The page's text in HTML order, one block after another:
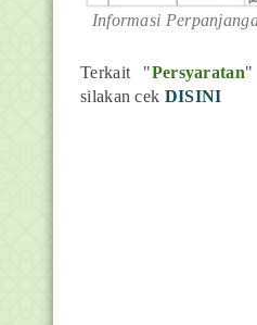
Informasi
Terkait "Persyaratan"
silakan cek DISINI